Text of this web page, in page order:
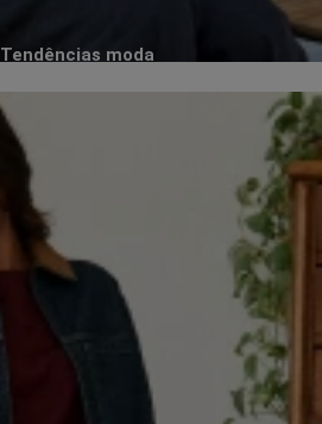
Tendências moda